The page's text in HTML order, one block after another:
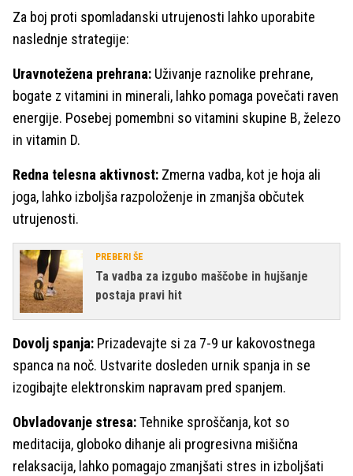
Za boj proti spomladanski utrujenosti lahko uporabite
naslednje strategije:
Uravnotežena prehrana: Uživanje raznolike prehrane,
bogate z vitamini in minerali, lahko pomaga povečati raven
energije. Posebej pomembni so vitamini skupine B, železo
in vitamin D.
Redna telesna aktivnost: Zmerna vadba, kot je hoja ali
joga, lahko izboljša razpoloženje in zmanjša občutek
utrujenosti.
PREBERI ŠE
Ta vadba za izgubo maščobe in hujšanje
postaja pravi hit
Dovolj spanja: Prizadevajte si za 7-9 ur kakovostnega
spanca na noč. Ustvarite dosleden urnik spanja in se
izogibajte elektronskim napravam pred spanjem.
Obvladovanje stresa:Tehnike sproščanja, kot so
meditacija, globoko dihanje ali progresivna mišična
relaksacija, lahko pomagajo zmanjšati stres in izboljšati